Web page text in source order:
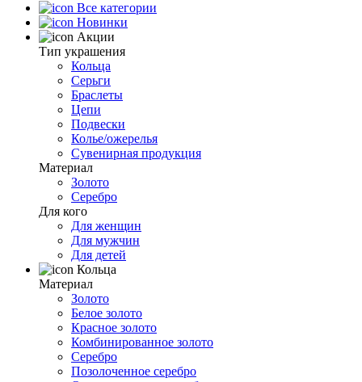
Все категории
Новинки
Акции
Тип украшения
Кольца
Серьги
Браслеты
Цепи
Подвески
Колье/ожерелья
Сувенирная продукция
Материал
Золото
Серебро
Для кого
Для женщин
Для мужчин
Для детей
Кольца
Материал
Золото
Белое золото
Красное золото
Комбинированное золото
Серебро
Позолоченное серебро